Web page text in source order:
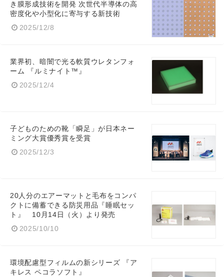
き膜形成技術を開発 次世代半導体の高
密度化や小型化に寄与する新技術
2025/12/8
業界初、暗闇で光る軟質ウレタンフォ
ーム 『ルミナイト™』
2025/12/4
子どものための靴「瞬足」が日本ネー
ミング大賞優秀賞を受賞
2025/12/3
20人分のエアーマットと毛布をコンパ
クトに備蓄できる防災用品『睡眠セッ
ト』 10月14日（火）より発売
2025/10/10
環境配慮型フィルムの新シリーズ 『ア
キレス ペコラソフト』